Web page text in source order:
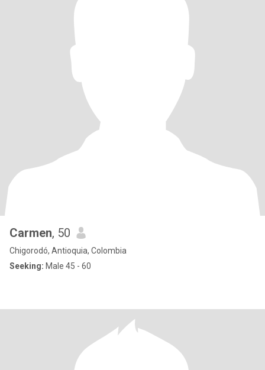
Carmen, 50
Chigorodó, Antioquia, Colombia
Seeking: Male 45 - 60